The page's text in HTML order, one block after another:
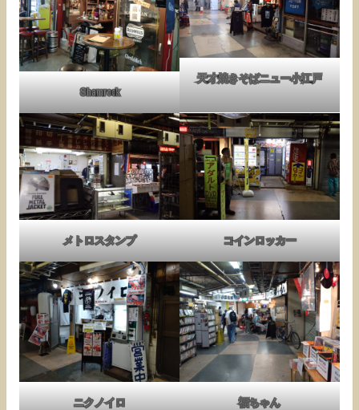
Shamrock
天才焼きそばニュー小江戸
メトロスタンプ コインロッカー
ニクノイロ 福ちゃん